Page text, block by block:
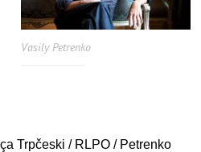
Vasily Petrenko
Trpčeski / RLPO / Petrenko